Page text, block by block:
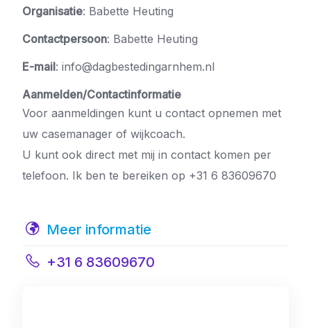
Organisatie: Babette Heuting
Contactpersoon: Babette Heuting
E-mail: info@dagbestedingarnhem.nl
Aanmelden/Contactinformatie
Voor aanmeldingen kunt u contact opnemen met
uw casemanager of wijkcoach.
U kunt ook direct met mij in contact komen per
telefoon. Ik ben te bereiken op +31 6 83609670
Meer informatie
+31 6 83609670